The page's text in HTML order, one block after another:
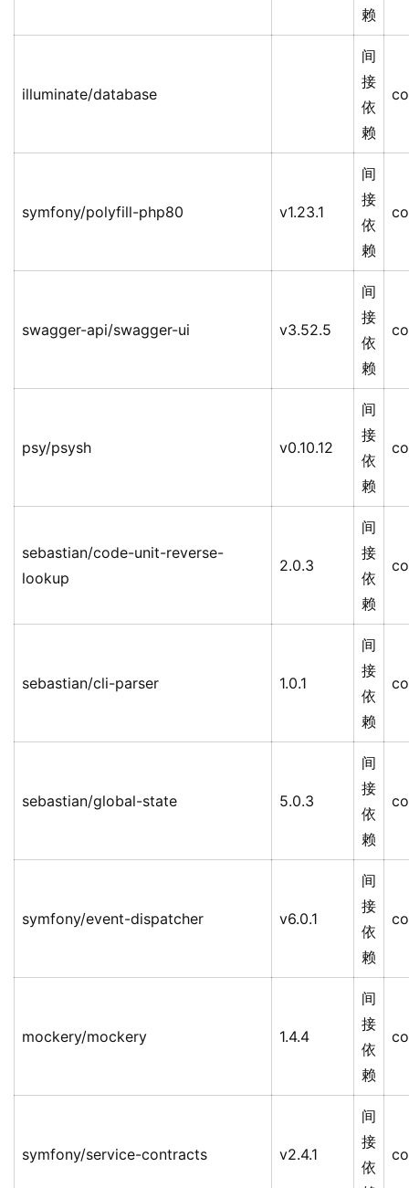
赖
illuminate/database
间
接
依
赖
symfony/polyfill-php80 v1.23.1
间
接
依
赖
swagger-api/swagger-ui v3.52.5
间
接
依
赖
psy/psysh v0.10.12
间
接
依
赖
sebastian/code-unit-reverse-
lookup
2.0.3
间
接
依
赖
sebastian/cli-parser 1.0.1
间
接
依
赖
sebastian/global-state 5.0.3
间
接
依
赖
symfony/event-dispatcher v6.0.1
间
接
依
赖
mockery/mockery 1.4.4
间
接
依
赖
symfony/service-contracts v2.4.1
间
接
依